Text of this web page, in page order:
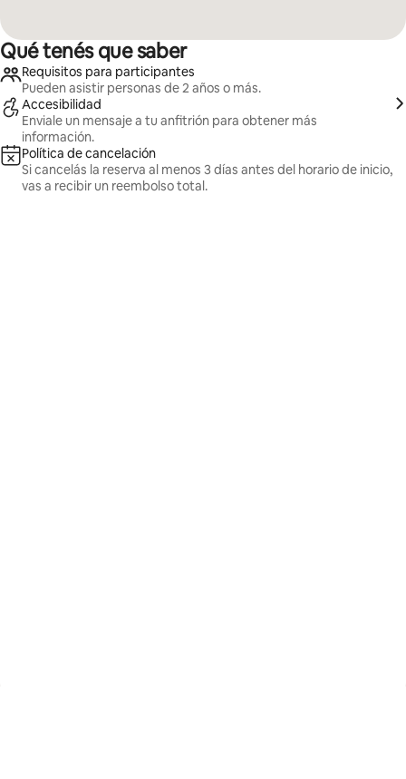
Qué tenés que saber
Requisitos para participantes
Pueden asistir personas de 2 años o más.
Accesibilidad
Enviale un mensaje a tu anfitrión para obtener más
información.
Política de cancelación
Si cancelás la reserva al menos 3 días antes del horario de inicio,
vas a recibir un reembolso total.